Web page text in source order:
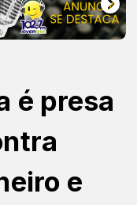
é presa
e